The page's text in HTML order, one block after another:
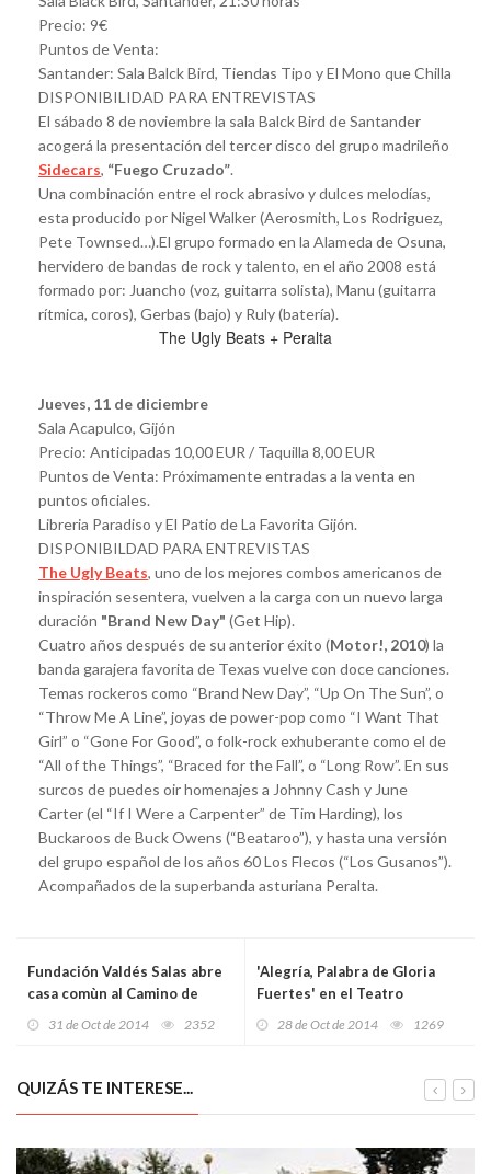
Precio: 9€
Puntos de Venta:
Santander: Sala Balck Bird, Tiendas Tipo y El Mono que Chilla
DISPONIBILIDAD PARA ENTREVISTAS
El sábado 8 de noviembre la sala Balck Bird de Santander
acogerá la presentación del tercer disco del grupo madrileño
Sidecars, “Fuego Cruzado”.
Una combinación entre el rock abrasivo y dulces melodías,
esta producido por Nigel Walker (Aerosmith, Los Rodriguez,
Pete Townsed…).El grupo formado en la Alameda de Osuna,
hervidero de bandas de rock y talento, en el año 2008 está
formado por: Juancho (voz, guitarra solista), Manu (guitarra
rítmica, coros), Gerbas (bajo) y Ruly (batería).
The Ugly Beats + Peralta
Jueves, 11 de diciembre
Sala Acapulco, Gijón
Precio: Anticipadas 10,00 EUR / Taquilla 8,00 EUR
Puntos de Venta: Próximamente entradas a la venta en
puntos oficiales.
Libreria Paradiso y El Patio de La Favorita Gijón.
DISPONIBILDAD PARA ENTREVISTAS
The Ugly Beats, uno de los mejores combos americanos de
inspiración sesentera, vuelven a la carga con un nuevo larga
duración "Brand New Day" (Get Hip).
Cuatro años después de su anterior éxito (Motor!, 2010) la
banda garajera favorita de Texas vuelve con doce canciones.
Temas rockeros como “Brand New Day”, “Up On The Sun”, o
“Throw Me A Line”, joyas de power-pop como “I Want That
Girl” o “Gone For Good”, o folk-rock exhuberante como el de
“All of the Things”, “Braced for the Fall”, o “Long Row”. En sus
surcos de puedes oir homenajes a Johnny Cash y June
Carter (el “If I Were a Carpenter” de Tim Harding), los
Buckaroos de Buck Owens (“Beataroo”), y hasta una versión
del grupo español de los años 60 Los Flecos (“Los Gusanos”).
Acompañados de la superbanda asturiana Peralta.
Fundación Valdés Salas abre
casa comùn al Camino de
31 de Oct de 2014 2352
'Alegría, Palabra de Gloria
Fuertes' en el Teatro
28 de Oct de 2014 1269
QUIZÁS TE INTERESE...